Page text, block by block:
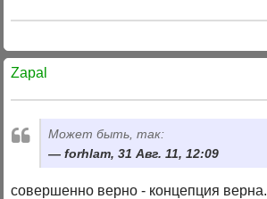
Zapal
Может быть, так:
forhlam, 31 Авг. 11, 12:09
совершенно верно - концепция верна.